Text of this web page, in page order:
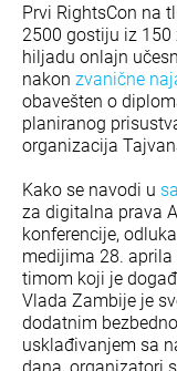
Prvi RightsCon na
2500 gostiju iz
hiljadu onlajn
nakon zvanične
obavešten o
planiranog
organizacija
Kako se navodi u
za digitalna prava
konferencije,
medijima 28.
timom koji je
Vlada Zambije je
dodatnim
usklađivanjem sa
dana, organizatori